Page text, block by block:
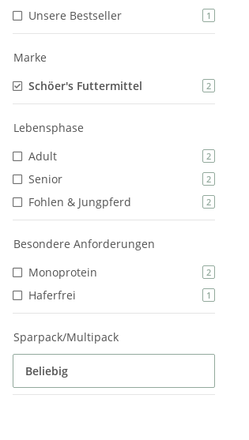
Unsere Bestseller
1
Marke
Schöer's Futtermittel
2
Lebensphase
Adult
2
Senior 2
Fohlen & Jungpferd 2
Besondere Anforderungen
Monoprotein
2
Haferfrei 1
Sparpack/Multipack
Beliebig